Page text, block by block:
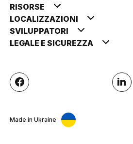
RISORSE
LOCALIZZAZIONI
SVILUPPATORI
LEGALE E SICUREZZA
Made in Ukraine